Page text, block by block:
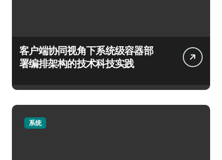
客户端协同视角下系统级容器部
署编排架构的技术科技实践
系统